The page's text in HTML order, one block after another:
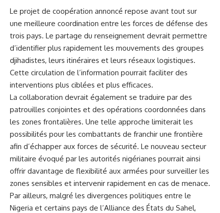
Le projet de coopération annoncé repose avant tout sur
une meilleure coordination entre les forces de défense des
trois pays. Le partage du renseignement devrait permettre
d’identifier plus rapidement les mouvements des groupes
djihadistes, leurs itinéraires et leurs réseaux logistiques.
Cette circulation de l’information pourrait faciliter des
interventions plus ciblées et plus efficaces.
La collaboration devrait également se traduire par des
patrouilles conjointes et des opérations coordonnées dans
les zones frontalières. Une telle approche limiterait les
possibilités pour les combattants de franchir une frontière
afin d’échapper aux forces de sécurité. Le nouveau secteur
militaire évoqué par les autorités nigérianes pourrait ainsi
offrir davantage de flexibilité aux armées pour surveiller les
zones sensibles et intervenir rapidement en cas de menace.
Par ailleurs, malgré les divergences politiques entre le
Nigeria et certains pays de l’Alliance des États du Sahel,